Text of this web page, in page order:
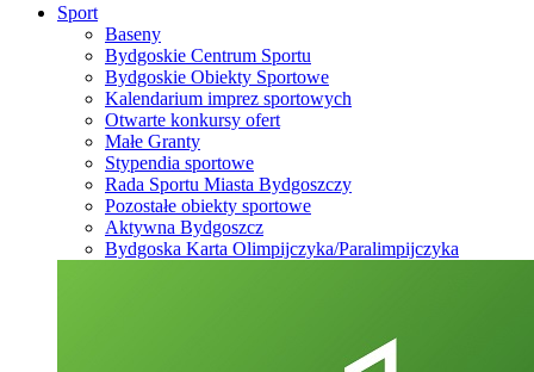
Sport
Baseny
Bydgoskie Centrum Sportu
Bydgoskie Obiekty Sportowe
Kalendarium imprez sportowych
Otwarte konkursy ofert
Małe Granty
Stypendia sportowe
Rada Sportu Miasta Bydgoszczy
Pozostałe obiekty sportowe
Aktywna Bydgoszcz
Bydgoska Karta Olimpijczyka/Paralimpijczyka